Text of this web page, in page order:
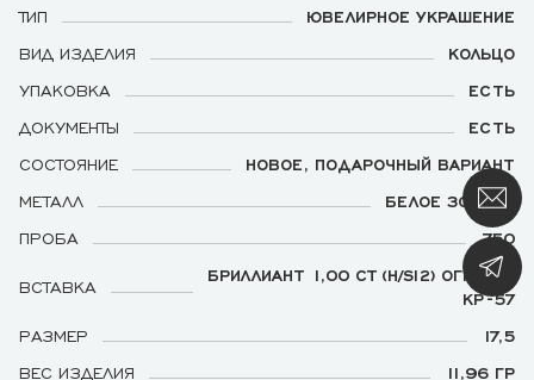
ТИП
ЮВЕЛИРНОЕ УКРАШЕНИЕ
ВИД ИЗДЕЛИЯ
КОЛЬЦО
УПАКОВКА
ЕСТЬ
ДОКУМЕНТЫ
ЕСТЬ
СОСТОЯНИЕ
НОВОЕ, ПОДАРОЧНЫЙ ВАРИАНТ
МЕТАЛЛ
БЕЛОЕ ЗОЛОТО
ПРОБА
750
ВСТАВКА
БРИЛЛИАНТ 1,00 CT (H/SI2) ОГРАНКИ
КР-57
РАЗМЕР
17,5
ВЕС ИЗДЕЛИЯ
11,96 ГР